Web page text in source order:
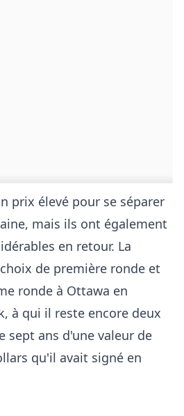
prix élevé pour se séparer
mais ils ont également
en retour. La
de première ronde et
ronde à Ottawa en
à qui il reste encore deux
sept ans d'une valeur de
qu'il avait signé en